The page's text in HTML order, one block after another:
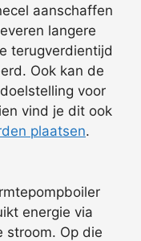
aanschaffen
langere
terugverdientijd
Ook kan de
voor
vind je dit ook
plaatsen.
energie via
stroom. Op die